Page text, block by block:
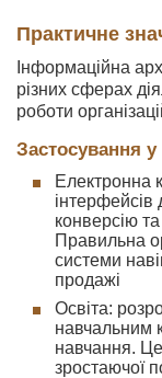
Практичне
Інформаційна
різних сферах
роботи
Застосування
Електронна
конверсію
Правильна
системи
продажі
Освіта:
навчальним
навчання.
зростаючої